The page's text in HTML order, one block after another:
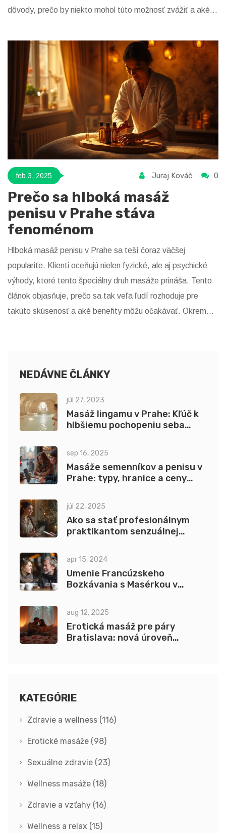
dôvody, prečo by niekto mohol túto možnosť zvážiť a aké
ponúkame niekoľko užitočných rád na to, ako vybrať tú
správnu službu a užiť si veľmi osviežujúci zážitok.
feb 3, 2025 Juraj Kováč 0
Prečo sa hlboká masáž
penisu v Prahe stáva
fenoménom
Hlboká masáž penisu v Prahe sa teší čoraz väčšej
popularite. Klienti oceňujú nielen fyzické, ale aj psychické
výhody, ktoré tento špeciálny druh masáže prináša. Tento
článok objasňuje, prečo sa tak veľa ľudí rozhoduje pre
takúto skúsenosť a aké benefity môžu očakávať. Okrem
NEDÁVNE ČLÁNKY
júl 27, 2023
Masáž lingamu v Prahe: Kľúč k
hlbšiemu pochopeniu seba
sep 16, 2025
Masáže semenníkov a penisu v
Prahe: typy, hranice a ceny
júl 22, 2025
Ako sa stať profesionálnym
praktikantom senzuálnej
na úspech
apr 15, 2024
Umenie Francúzskeho
Bozkávania s Masérkou v
aug 12, 2025
Erotická masáž pre páry
Bratislava: nová úroveň
KATEGÓRIE
Zdravie a wellness (116)
Erotické masáže (98)
Sexuálne zdravie (23)
Wellness masáže (18)
Zdravie a vzťahy (16)
Wellness a relax (15)